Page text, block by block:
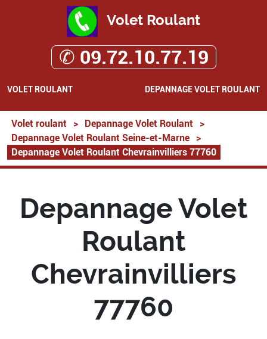
Volet Roulant
✆ 09.72.10.77.19
VOLET ROULANT DEPANNAGE VOLET ROULANT
Volet roulant > Depannage Volet Roulant
>
Depannage Volet Roulant Seine-et-Marne
>
Depannage Volet Roulant Chevrainvilliers 77760
Depannage Volet
Roulant
Chevrainvilliers
77760